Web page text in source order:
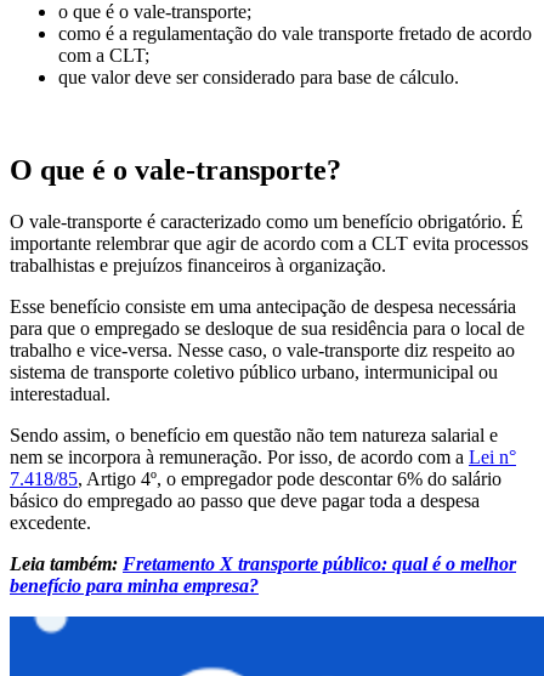
o que é o vale-transporte;
como é a regulamentação do vale transporte fretado de acordo
com a CLT;
que valor deve ser considerado para base de cálculo.
O que é o vale-transporte?
O vale-transporte é caracterizado como um benefício obrigatório. É
importante relembrar que agir de acordo com a CLT evita processos
trabalhistas e prejuízos financeiros à organização.
Esse benefício consiste em uma antecipação de despesa necessária
para que o empregado se desloque de sua residência para o local de
trabalho e vice-versa. Nesse caso, o vale-transporte diz respeito ao
sistema de transporte coletivo público urbano, intermunicipal ou
interestadual.
Sendo assim, o benefício em questão não tem natureza salarial e
nem se incorpora à remuneração. Por isso, de acordo com a Lei n°
7.418/85, Artigo 4º, o empregador pode descontar 6% do salário
básico do empregado ao passo que deve pagar toda a despesa
excedente.
Leia também: Fretamento X transporte público: qual é o melhor
benefício para minha empresa?